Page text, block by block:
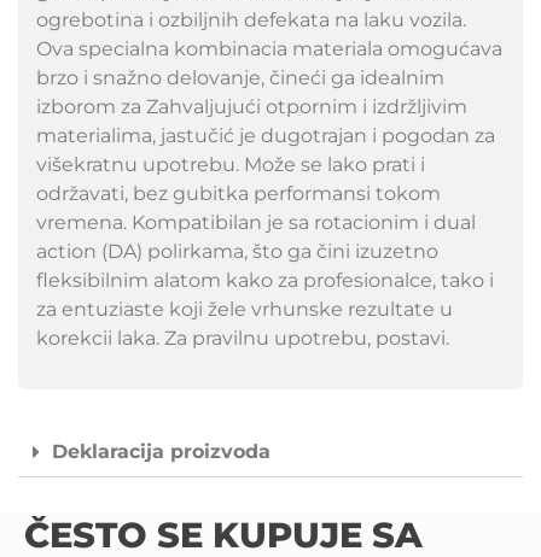
ogrebotina i ozbiljnih defekata na laku vozila.
Ova specialna kombinacia materiala omogućava
brzo i snažno delovanje, čineći ga idealnim
izborom za Zahvaljujući otpornim i izdržljivim
materialima, jastučić je dugotrajan i pogodan za
višekratnu upotrebu. Može se lako prati i
održavati, bez gubitka performansi tokom
vremena. Kompatibilan je sa rotacionim i dual
action (DA) polirkama, što ga čini izuzetno
fleksibilnim alatom kako za profesionalce, tako i
za entuziaste koji žele vrhunske rezultate u
korekcii laka. Za pravilnu upotrebu, postavi.
Deklaracija proizvoda
ČESTO SE KUPUJE SA